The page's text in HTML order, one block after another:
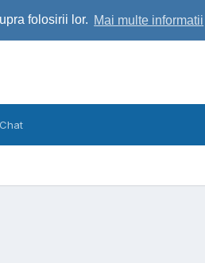
folosirii lor. Mai multe informatii
Chat